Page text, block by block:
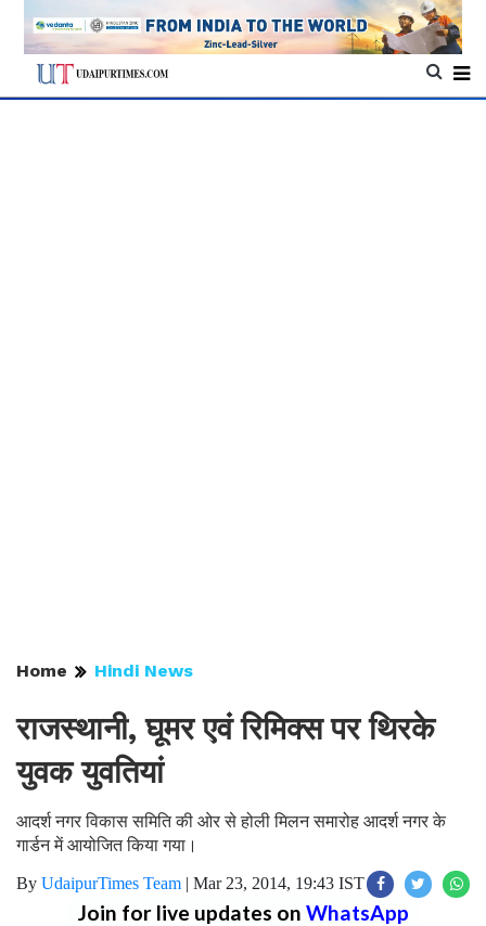
Home Hindi News
राजस्थानी, घूमर एवं रिमिक्स पर थिरके
युवक युवतियां
आदर्श नगर विकास समिति की ओर से होली मिलन समारोह आदर्श नगर के
गार्डन में आयोजित किया गया।
By UdaipurTimes Team | Mar 23, 2014, 19:43 IST
Join for live updates on WhatsApp